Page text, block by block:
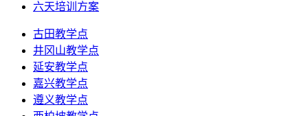
六天培训方案
古田教学点
井冈山教学点
延安教学点
嘉兴教学点
遵义教学点